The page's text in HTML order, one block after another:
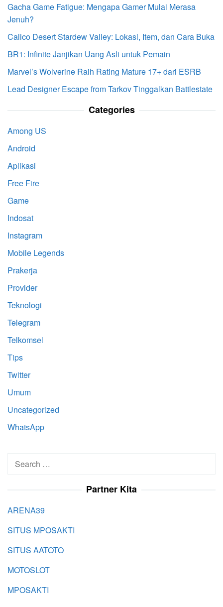
Gacha Game Fatigue: Mengapa Gamer Mulai Merasa
Jenuh?
Calico Desert Stardew Valley: Lokasi, Item, dan Cara Buka
BR1: Infinite Janjikan Uang Asli untuk Pemain
Marvel’s Wolverine Raih Rating Mature 17+ dari ESRB
Lead Designer Escape from Tarkov Tinggalkan Battlestate
Categories
Among US
Android
Aplikasi
Free Fire
Game
Indosat
Instagram
Mobile Legends
Prakerja
Provider
Teknologi
Telegram
Telkomsel
Tips
Twitter
Umum
Uncategorized
WhatsApp
Search
for:
Partner Kita
ARENA39
SITUS MPOSAKTI
SITUS AATOTO
MOTOSLOT
MPOSAKTI